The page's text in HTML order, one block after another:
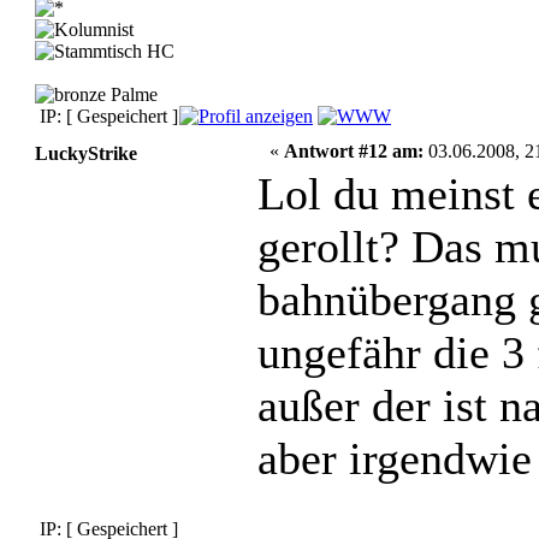
IP: [ Gespeichert ]
LuckyStrike
« Antwort #12 am: 03.06.2008,
Lol du meinst
gerollt? Das
bahnübergang
ungefähr die 3
außer der ist
aber
IP: [ Gespeichert ]